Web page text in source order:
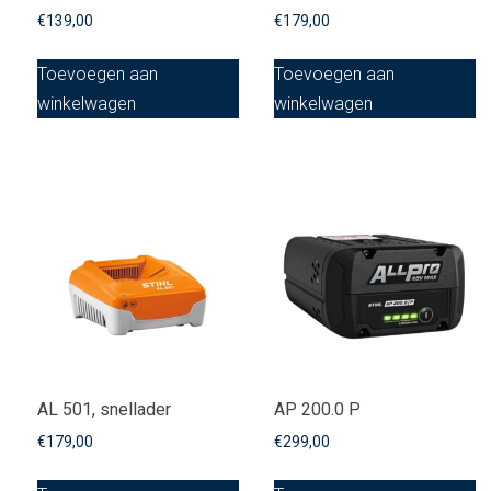
€139,00
Toevoegen aan
winkelwagen
€179,00
Toevoegen aan
winkelwagen
AL 501, snellader
€179,00
AP 200.0 P
€299,00